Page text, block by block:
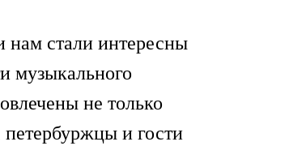
стали интересны
музыкального
не только
петербуржцы и гости